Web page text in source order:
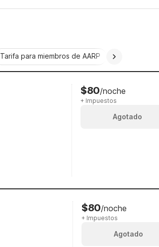
Tarifa para miembros de AARP
$80/noche
+ Impuestos
Agotado
$80/noche
+ Impuestos
Agotado